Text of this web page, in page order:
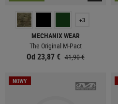
+3
MECHANIX WEAR
The Original M-Pact
Od 23,87 € 41,90 €
NOWY